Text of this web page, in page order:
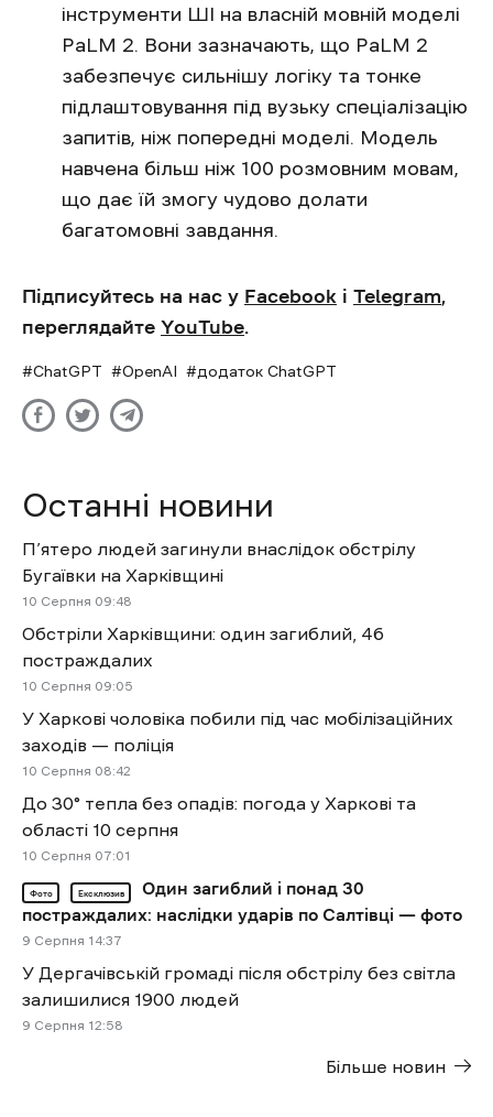
інструменти ШІ на власній мовній моделі
PaLM 2. Вони зазначають, що PaLM 2
забезпечує сильнішу логіку та тонке
підлаштовування під вузьку спеціалізацію
запитів, ніж попередні моделі. Модель
навчена більш ніж 100 розмовним мовам,
що дає їй змогу чудово долати
багатомовні завдання.
Підписуйтесь на нас у Facebook і Telegram,
переглядайте YouTube.
ChatGPT OpenAI додаток ChatGPT
Останні новини
П’ятеро людей загинули внаслідок обстрілу
Бугаївки на Харківщині
10 Cерпня 09:48
Обстріли Харківщини: один загиблий, 46
постраждалих
10 Cерпня 09:05
У Харкові чоловіка побили під час мобілізаційних
заходів — поліція
10 Cерпня 08:42
До 30° тепла без опадів: погода у Харкові та
області 10 серпня
10 Cерпня 07:01
Фото Ексклюзив
Один загиблий і понад 30
постраждалих: наслідки ударів по Салтівці — фото
9 Cерпня 14:37
У Дергачівській громаді після обстрілу без світла
залишилися 1900 людей
9 Cерпня 12:58
Більше новин